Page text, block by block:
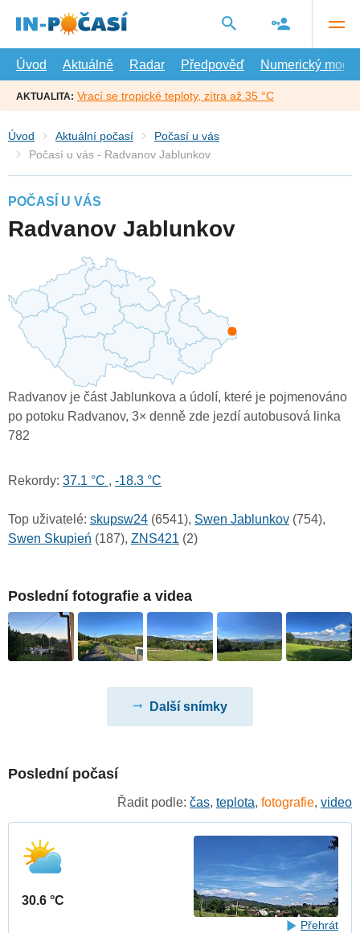
hlavní
Úvod
Aktuálně Radar Předpověď Numerický model
AKTUALITA: Vrací se tropické teploty, zítra až 35 °C
Úvod Aktuální počasí
Počasí u vás
Počasí u vás - Radvanov Jablunkov
POČASÍ U VÁS
Radvanov Jablunkov
Radvanov je část Jablunkova a údolí, které je pojmenováno
po potoku Radvanov, 3× denně zde jezdí autobusová linka
782
Rekordy: 37.1 °C , -18.3 °C
Top uživatelé: skupsw24 (6541), Swen Jablunkov (754),
Swen Skupień (187), ZNS421 (2)
Poslední fotografie a videa
Další snímky
Poslední počasí
Řadit podle: čas, teplota, fotografie, video
30.6 °C
Přehrát